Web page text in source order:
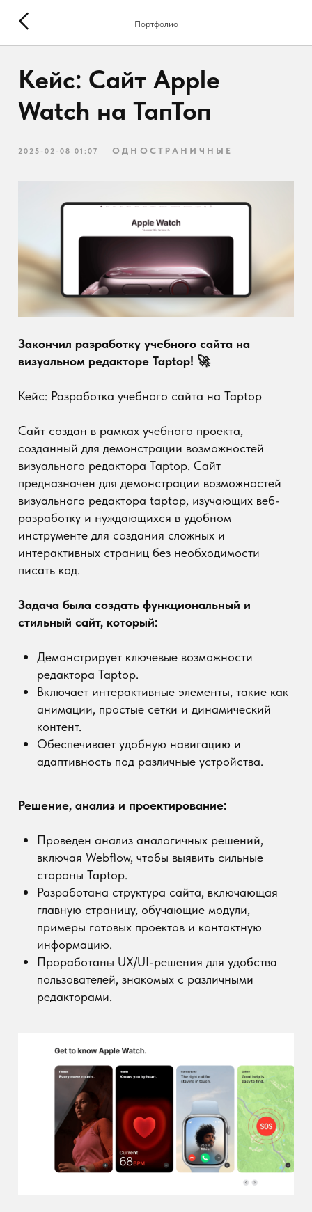
Watch на ТапТоп
2025-02-08 01:07 ОДНОСТРАНИЧНЫЕ
Закончил разработку учебного сайта на
визуальном редакторе Taptop! 🚀
Кейс: Разработка учебного сайта на Taptop
созданный для демонстрации возможностей
визуального редактора Taptop. Сайт
предназначен для демонстрации возможностей
разработку и нуждающихся в удобном
инструменте для создания сложных и
писать код.
Задача была создать функциональный и
стильный сайт, который:
Демонстрирует ключевые возможности
редактора Taptop.
Включает интерактивные элементы, такие как
анимации, простые сетки и динамический
контент.
адаптивность под различные устройства.
Решение, анализ и проектирование:
включая Webflow, чтобы выявить сильные
стороны Taptop.
Разработана структура сайта, включающая
главную страницу, обучающие модули,
информацию.
Проработаны UX/UI-решения для удобства
пользователей, знакомых с различными
редакторами.
Дизайн
Использован современный минималистичный
стиль с акцентом на интерактивные элементы.
Цветовая палитра включает синий, серый и
белый – оттенки, ассоциирующиеся с
технологичностью и простотой.
устройствах.
Функционал
Интуитивно понятная навигация с
пошаговыми инструкциями.
Интерактивные анимации и переходы,
демонстрирующие возможности редактора.
Раздел с примерами готовых проектов для
вдохновения пользователей.